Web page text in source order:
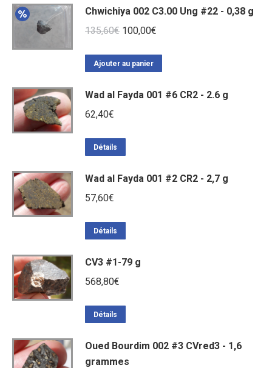
Chwichiya 002 C3.00 Ung #22 - 0,38 g
135,60€ Le
initial
135,60€.
100,00€
100,00€.
Ajouter au panier
Wad al Fayda 001 #6 CR2 - 2.6 g
62,40€
Détails
Wad al Fayda 001 #2 CR2 - 2,7 g
57,60€
Détails
CV3 #1-79 g
568,80€
Détails
Oued Bourdim 002 #3 CVred3 - 1,6
grammes